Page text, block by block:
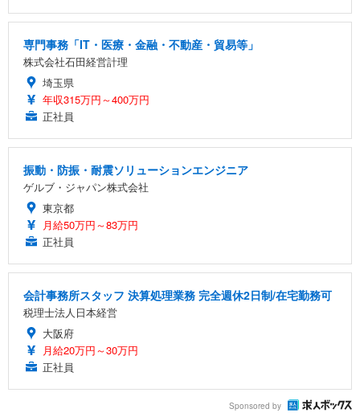
専門事務「IT・医療・金融・不動産・貿易等」
株式会社石田経営計理
埼玉県
年収315万円～400万円
正社員
振動・防振・耐震ソリューションエンジニア
ゲルブ・ジャパン株式会社
東京都
月給50万円～83万円
正社員
会計事務所スタッフ 決算処理業務 完全週休2日制/在宅勤務可
税理士法人日本経営
大阪府
月給20万円～30万円
正社員
Sponsored by